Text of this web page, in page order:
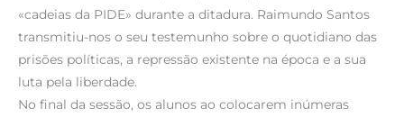
«cadeias da PIDE» durante a ditadura. Raimundo Santos
transmitiu-nos o seu testemunho sobre o quotidiano das
prisões políticas, a repressão existente na época e a sua
luta pela liberdade.
No final da sessão, os alunos ao colocarem inúmeras